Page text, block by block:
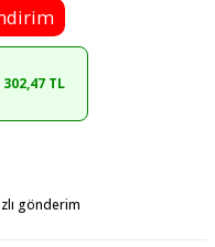
302,47 TL
gönderim